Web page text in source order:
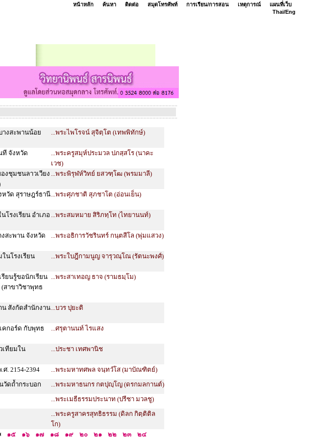
หน้าหลัก ค้นหา ติดต่อ สมุดโทรศัพท์ การเรียน/การสอน เหตุการณ์
แผนที่เว็บ
Thai/Eng
งสะพานน้อย
...พระไพโรจน์ สุจิตฺโต (เทพพิทักษ์)
ที จังหวัด
...พระครูสมุห์ประมวล ปภสฺสโร (นาคะ
เวช)
ชุมชนลาวเวียง ...พระพิรุฬห์วิทย์ ยสวฑฺโฒ (พรมมาลี)
หวัด สุราษฎร์ธานี...พระศุภชาติ สุภชาโต (อ่อนเย็น)
รงเรียน อำเภอ ...พระสมหมาย สิริภทฺโท (ไทยานนท์)
สะพาน จังหวัด
...พระอธิการวัชรินทร์ กนฺตสีโล (พุ่มแสวง)
นโรงเรียน
...พระใบฎีกามนูญ จารุวณฺโณ (รัตนะพงศ์)
ยนรู้ขอนักเรียน
สาขาวิชาพุทธ
...พระสาเทอญ ธาจ (รามธมฺโม)
สังกัดสำนักงาน...บวร ปุยะติ
คกอร์ด กับพุทธ
...ศรุตานนท์ ไรแสง
เทียมใน
...ประชา เทศพานิช
. 2154-2394
...พระมหาทศพล จนฺทวํโส (มาบัณฑิตย์)
วัดถ้ำกระบอก
...พระมหาธนกร กตปุญฺโญ (ดรกมลกานต์)
...พระเมธีธรรมประนาท (ปรีชา มวลชู)
...พระครูสาครสุทธิธรรม (ดิลก กิตฺติติล
โก)
๑๕ ๑๖ ๑๗ ๑๘ ๑๙ ๒๐ ๒๑ ๒๒ ๒๓ ๒๔